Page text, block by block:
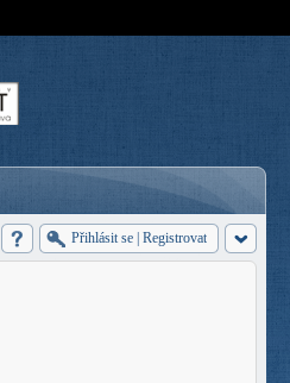
Přihlásit se Registrovat